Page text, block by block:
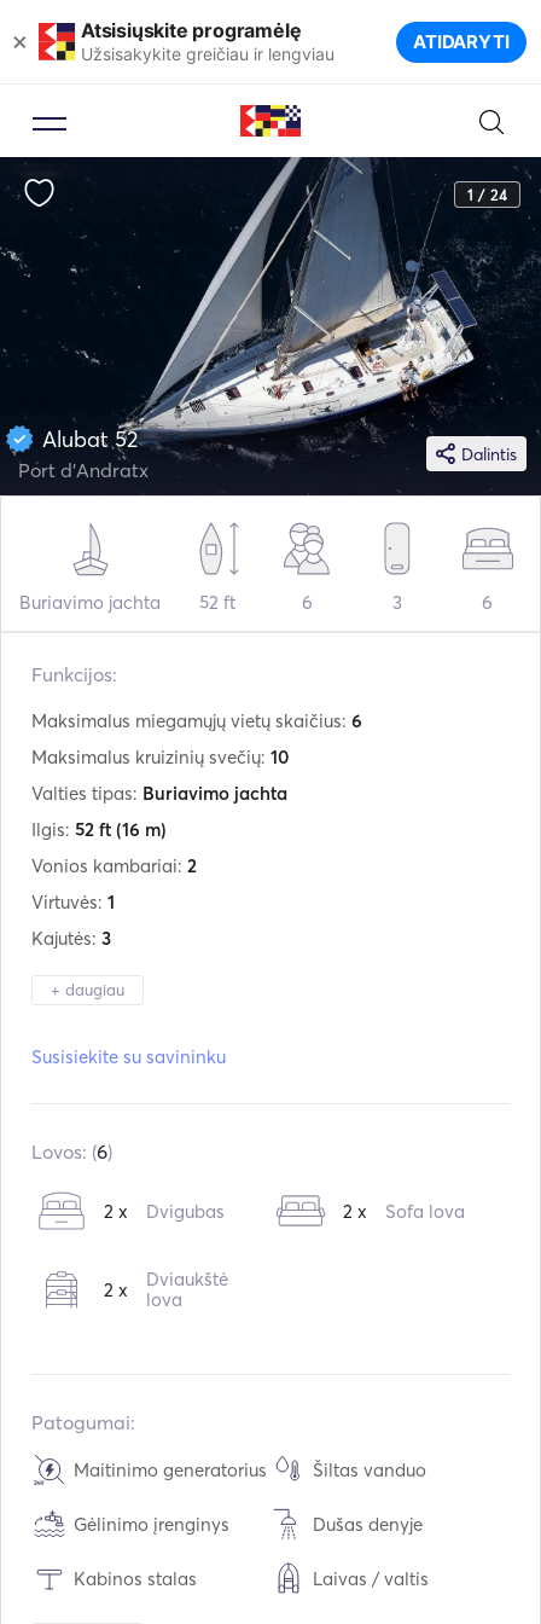
× Atsisiųskite programėlę
Užsisakykite greičiau ir lengviau ATIDARYTI
1 / 24
Dalintis
Alubat 52
Port d'Andratx
Buriavimo jachta 52 ft 6 3 6
Funkcijos:
Maksimalus miegamųjų vietų skaičius: 6
Maksimalus kruizinių svečių: 10
Valties tipas: Buriavimo jachta
Ilgis: 52 ft (16 m)
Vonios kambariai: 2
Virtuvės: 1
Kajutės: 3
+ daugiau
Perdarytas į:
Kuro tipas:Dyzelinas
Susisiekite su savininku
Lovos: (6)
2 x Dvigubas 2 x Sofa lova
2 x
Dviaukštė
lova
Patogumai:
Maitinimo generatorius Šiltas vanduo
Gėlinimo įrenginys Dušas denyje
Kabinos stalas Laivas / valtis